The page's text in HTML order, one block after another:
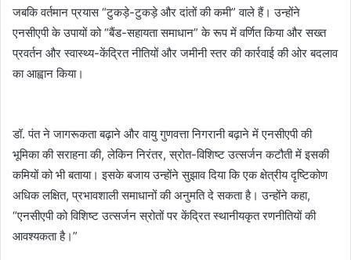
जबकि वर्तमान प्रयास “टुकड़े-टुकड़े और दांतों की कमी” वाले हैं। उन्होंने
एनसीएपी के उपायों को “बैंड-सहायता समाधान” के रूप में वर्णित किया और सख्त
प्रवर्तन और स्वास्थ्य-केंद्रित नीतियों और जमीनी स्तर की कार्रवाई की ओर बदलाव
का आह्वान किया।
डॉ. पंत ने जागरूकता बढ़ाने और वायु गुणवत्ता निगरानी बढ़ाने में एनसीएपी की
भूमिका की सराहना की, लेकिन निरंतर, स्रोत-विशिष्ट उत्सर्जन कटौती में इसकी
कमियों को भी बताया। इसके बजाय उन्होंने सुझाव दिया कि एक क्षेत्रीय दृष्टिकोण
अधिक लक्षित, प्रभावशाली समाधानों की अनुमति दे सकता है। उन्होंने कहा,
“एनसीएपी को विशिष्ट उत्सर्जन स्रोतों पर केंद्रित स्थानीयकृत रणनीतियों की
आवश्यकता है।”